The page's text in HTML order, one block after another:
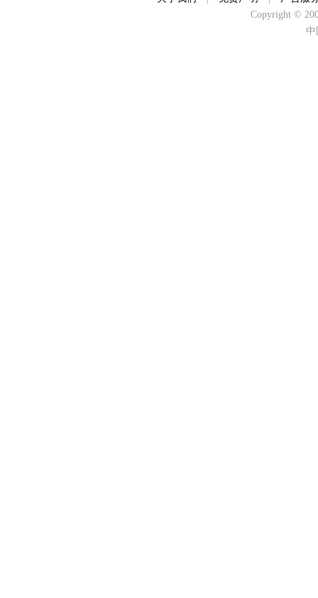
Copyright ©